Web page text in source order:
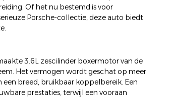
Of het nu bestemd is voor
Porsche-collectie, deze auto biedt
3.6L zescilinder boxermotor van de
Het vermogen wordt geschat op meer
breed, bruikbaar koppelbereik. Een
prestaties, terwijl een vooraan